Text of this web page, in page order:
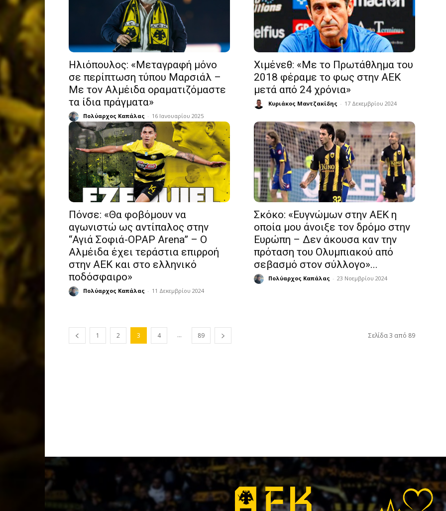
Ηλιόπουλος: «Μεταγραφή μόνο
σε περίπτωση τύπου Μαρσιάλ –
Με τον Αλμέιδα οραματιζόμαστε
τα ίδια πράγματα»
Πολύαρχος Καπάλας - 16 Ιανουαρίου 2025
Χιμένεθ: «Με το Πρωτάθλημα του
2018 φέραμε το φως στην ΑΕΚ
μετά από 24 χρόνια»
Κυριάκος Μαντζακίδης - 17 Δεκεμβρίου 2024
Πόνσε: «Θα φοβόμουν να
αγωνιστώ ως αντίπαλος στην
“Αγιά Σοφιά-OPAP Arena” – Ο
Αλμέιδα έχει τεράστια επιρροή
στην ΑΕΚ και στο ελληνικό
ποδόσφαιρο»
Πολύαρχος Καπάλας - 11 Δεκεμβρίου 2024
Σκόκο: «Ευγνώμων στην ΑΕΚ η
οποία μου άνοιξε τον δρόμο στην
Ευρώπη – Δεν άκουσα καν την
πρόταση του Ολυμπιακού από
σεβασμό στον σύλλογο»...
Πολύαρχος Καπάλας - 23 Νοεμβρίου 2024
1 2 3 4 ... 89 Σελίδα 3 από 89